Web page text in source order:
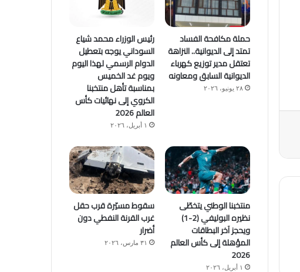
حملة مكافحة الفساد
تمتد إلى الديوانية.. النزاهة
تعتقل مدير توزيع كهرباء
الديوانية السابق ومعاونه
٢٨ يونيو، ٢٠٢٦
رئيس الوزراء محمد شياع
السوداني يوجه بتعطيل
الدوام الرسمي لهذا اليوم
ويوم غد الخميس
بمناسبة تأهل منتخبنا
الكروي إلى نهائيات كأس
العالم 2026
١ أبريل، ٢٠٢٦
منتخبنا الوطني يتخطّى
نظيره البوليفي (2-1)
ويحجز آخر البطاقات
المؤهلة إلى كأس العالم
2026
١ أبريل، ٢٠٢٦
سقوط مسيّرة قرب حقل
غرب القرنة النفطي دون
أضرار
٣١ مارس، ٢٠٢٦